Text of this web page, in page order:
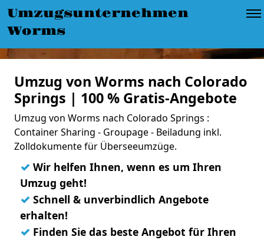
Umzugsunternehmen
Worms
Umzug von Worms nach Colorado
Springs | 100 % Gratis-Angebote
Umzug von Worms nach Colorado Springs :
Container Sharing - Groupage - Beiladung inkl.
Zolldokumente für Überseeumzüge.
✓ Wir helfen Ihnen, wenn es um Ihren
Umzug geht!
✓ Schnell & unverbindlich Angebote
erhalten!
✓ Finden Sie das beste Angebot für Ihren